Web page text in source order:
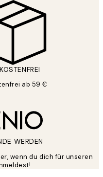
ab 59 €
WERDEN
wenn du dich für unseren